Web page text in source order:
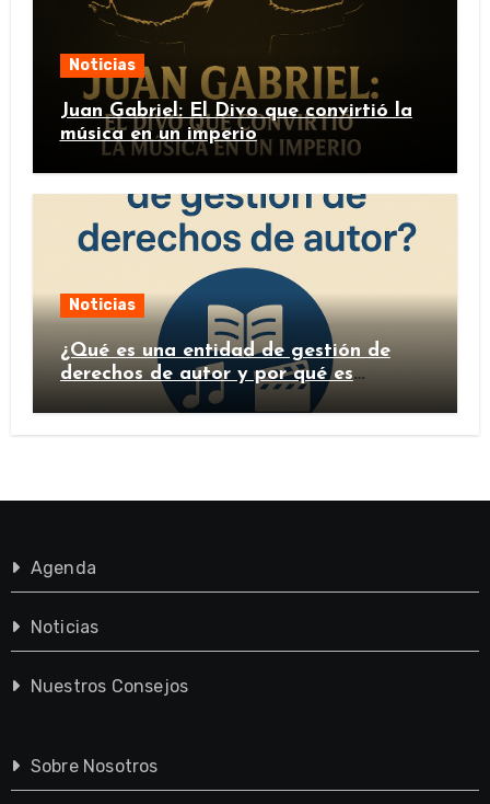
Noticias
Juan Gabriel: El Divo que convirtió la
música en un imperio
Noticias
¿Qué es una entidad de gestión de
derechos de autor y por qué es
importante?
Agenda
Noticias
Nuestros Consejos
Sobre Nosotros